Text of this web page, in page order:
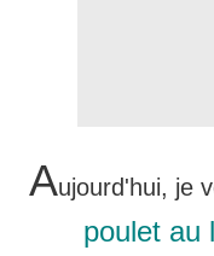
Aujourd'hui, je
poulet au